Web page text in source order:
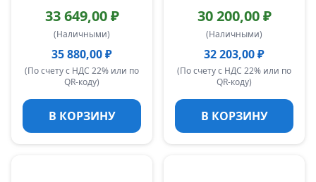
33 649,00 ₽
(Наличными)
35 880,00 ₽
(По счету с НДС 22% или по
QR-коду)
В КОРЗИНУ
30 200,00 ₽
(Наличными)
32 203,00 ₽
(По счету с НДС 22% или по
QR-коду)
В КОРЗИНУ